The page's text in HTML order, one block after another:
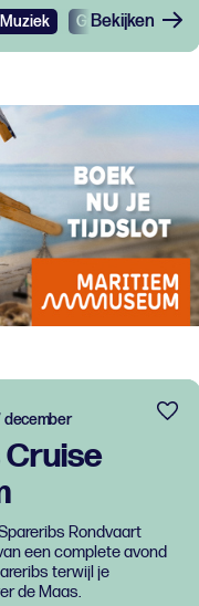
Muziek Gratis Dance
Bekijken
december
Rondvaart
een complete avond
terwijl je
de Maas.